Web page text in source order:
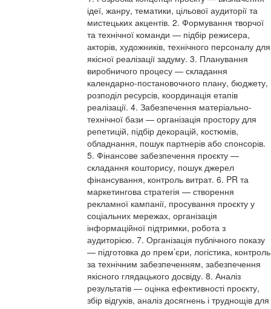
ідеї, жанру, тематики, цільової аудиторії та
мистецьких акцентів. 2. Формування творчої
та технічної команди — підбір режисера,
акторів, художників, технічного персоналу для
якісної реалізації задуму. 3. Планування
виробничого процесу — складання
календарно-постановочного плану, бюджету,
розподіл ресурсів, координація етапів
реалізації. 4. Забезпечення матеріально-
технічної бази — організація простору для
репетицій, підбір декорацій, костюмів,
обладнання, пошук партнерів або спонсорів.
5. Фінансове забезпечення проєкту —
складання кошторису, пошук джерел
фінансування, контроль витрат. 6. PR та
маркетингова стратегія — створення
рекламної кампанії, просування проєкту у
соціальних мережах, організація
інформаційної підтримки, робота з
аудиторією. 7. Організація публічного показу
— підготовка до прем’єри, логістика, контроль
за технічним забезпеченням, забезпечення
якісного глядацького досвіду. 8. Аналіз
результатів — оцінка ефективності проєкту,
збір відгуків, аналіз досягнень і труднощів для